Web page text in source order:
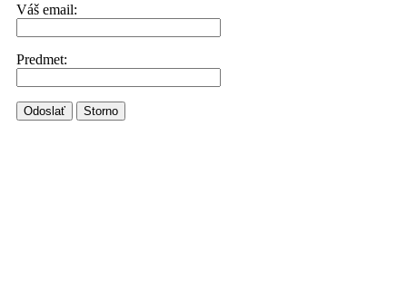
Váš email:
Predmet:
Odoslať Storno